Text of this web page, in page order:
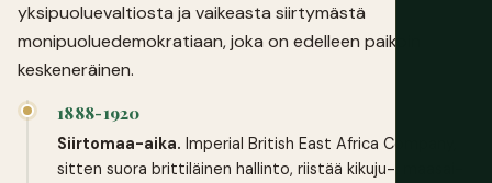
yksipuoluevaltiosta ja vaikeasta siirtymästä
monipuoluedemokratiaan, joka on edelleen paikoin
keskeneräinen.
1888-1920
Siirtomaa-aika. Imperial British East Africa Company,
sitten suora brittiläinen hallinto, riistää kikuju-, maasai-